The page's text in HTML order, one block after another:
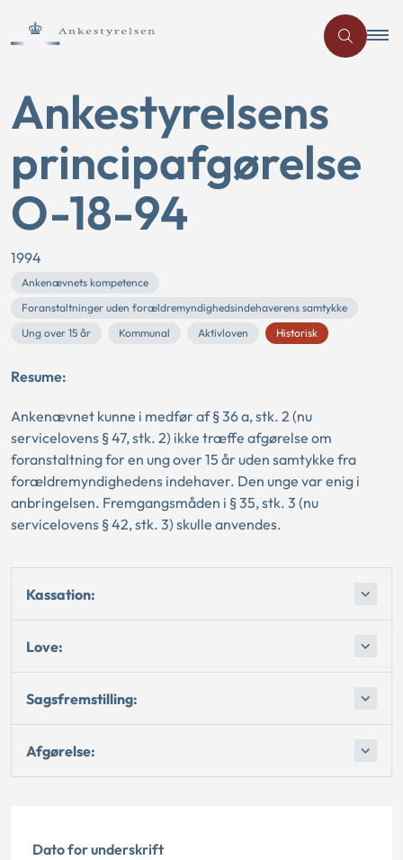
Ankestyrelsens
principafgørelse
O-18-94
1994
Ankenævnets kompetence
Foranstaltninger uden forældremyndighedsindehaverens samtykke
Ung over 15 år
Kommunal Aktivloven Historisk
Resume:
Ankenævnet kunne i medfør af § 36 a, stk. 2 (nu
servicelovens § 47, stk. 2) ikke træffe afgørelse om
foranstaltning for en ung over 15 år uden samtykke fra
forældremyndighedens indehaver. Den unge var enig i
anbringelsen. Fremgangsmåden i § 35, stk. 3 (nu
servicelovens § 42, stk. 3) skulle anvendes.
Kassation:
Love:
Sagsfremstilling:
Afgørelse:
Dato for underskrift